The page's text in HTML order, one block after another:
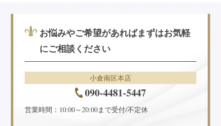
お悩みやご希望があればまずはお気軽
にご相談ください
小倉南区本店
090-4481-5447
営業時間：10:00～20:00まで受付/不定休